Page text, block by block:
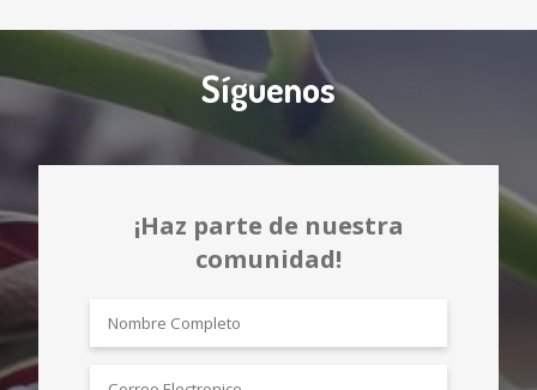
Síguenos
¡Haz parte de nuestra
comunidad!